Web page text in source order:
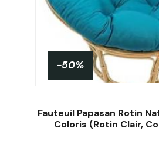
-50%
Fauteuil Papasan Rotin
Coloris (Rotin Clair,